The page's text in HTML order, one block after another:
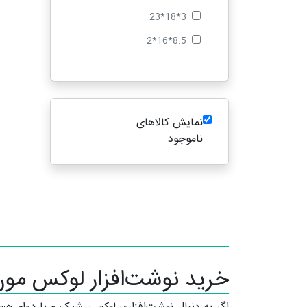
3*18*23
8.5*16*2
نمایش کالاهای
ناموجود
خرید نوشت‌افزار لوکس